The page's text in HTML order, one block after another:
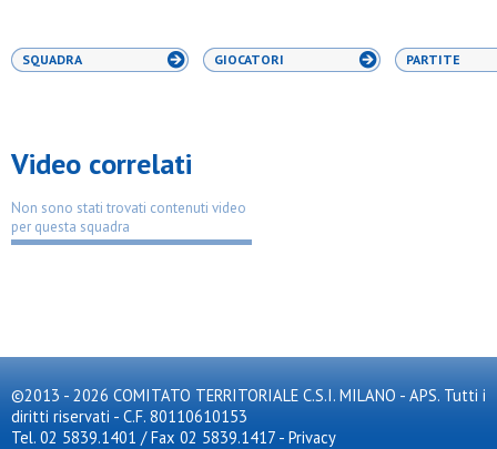
SQUADRA GIOCATORI PARTITE
Video correlati
Non sono stati trovati contenuti video
per questa squadra
©2013 - 2026 COMITATO TERRITORIALE C.S.I. MILANO - APS. Tutti i
diritti riservati - C.F. 80110610153
Tel. 02 5839.1401 / Fax 02 5839.1417 - Privacy